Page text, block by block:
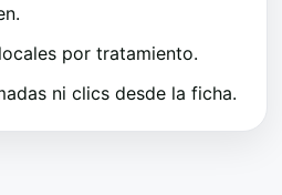
por tratamiento.
ni clics desde la ficha.